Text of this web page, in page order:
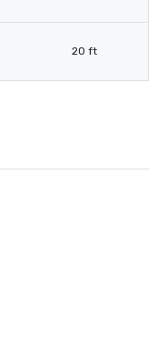
20 ft